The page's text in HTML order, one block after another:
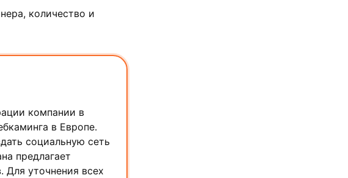
количество и
компании в
в Европе.
социальную сеть
предлагает
Для уточнения всех